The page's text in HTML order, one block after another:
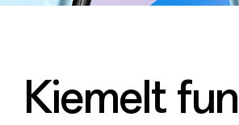
Kiemelt